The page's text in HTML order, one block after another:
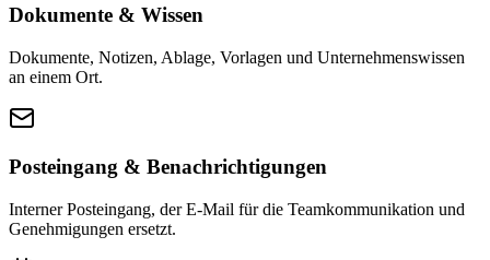
Dokumente & Wissen
Dokumente, Notizen, Ablage, Vorlagen und Unternehmenswissen
an einem Ort.
Posteingang & Benachrichtigungen
Interner Posteingang, der E-Mail für die Teamkommunikation und
Genehmigungen ersetzt.